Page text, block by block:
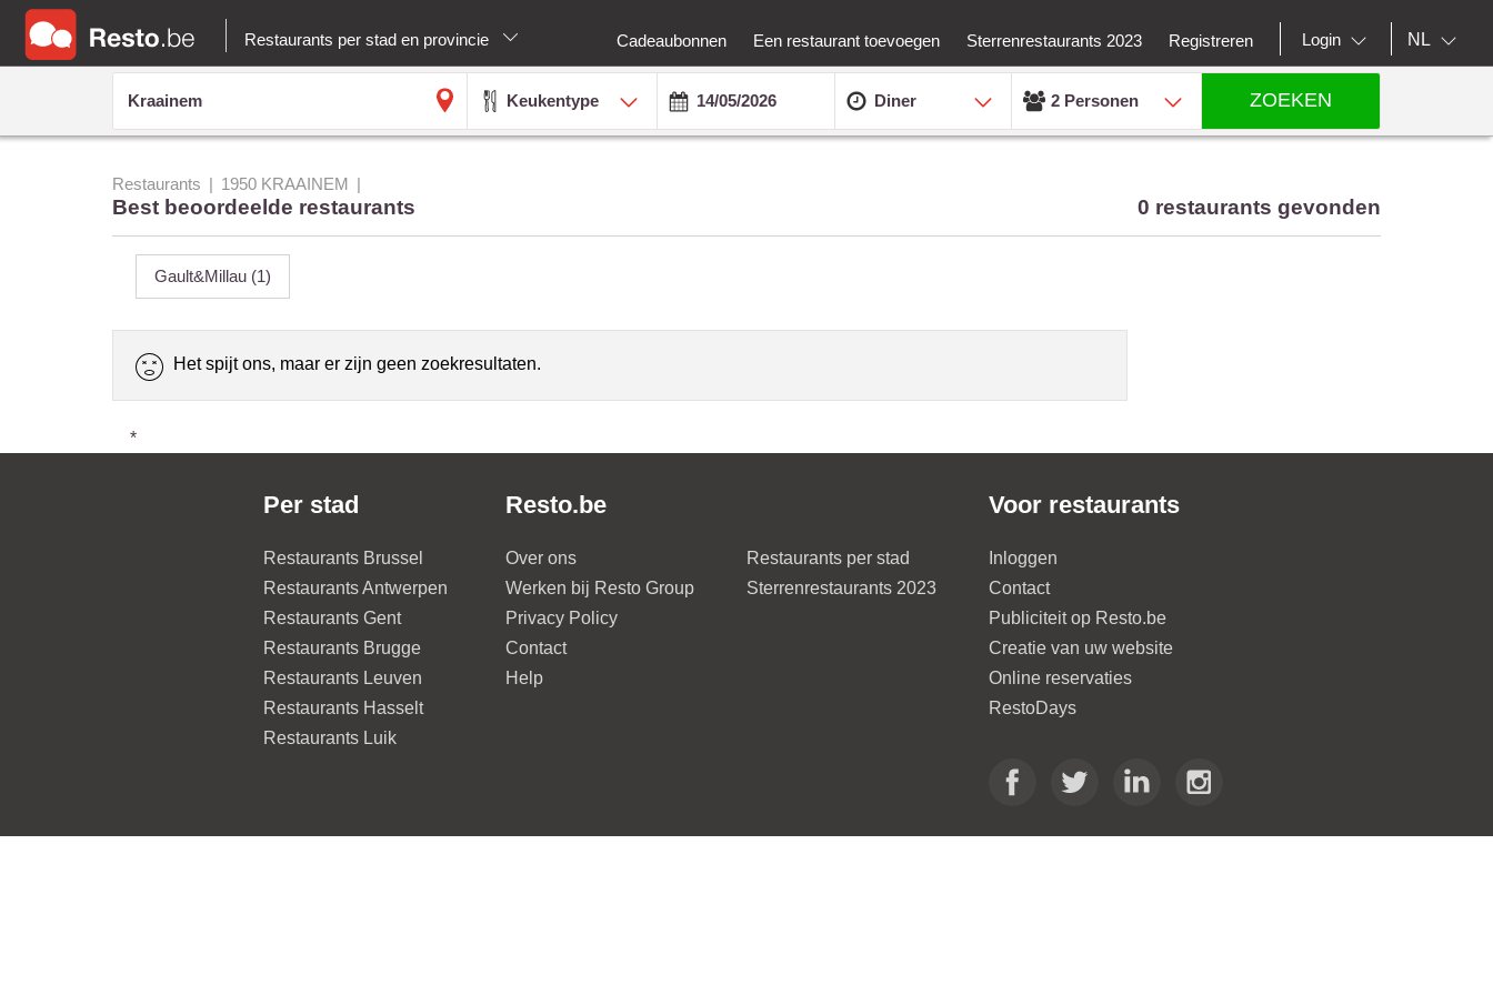
Restaurants per stad en provincie Cadeaubonnen Een restaurant toevoegen Sterrenrestaurants 2023 Registreren Login NL
Keukentype Diner 2 Personen ZOEKEN
Restaurants 1950 KRAAINEM
Best beoordeelde restaurants 0 restaurants gevonden
Gault&Millau (1)
Het spijt ons, maar er zijn geen zoekresultaten.
*
Per stad
Restaurants Brussel
Restaurants Antwerpen
Restaurants Gent
Restaurants Brugge
Restaurants Leuven
Restaurants Hasselt
Restaurants Luik
Resto.be
Over ons
Werken bij Resto Group
Privacy Policy
Contact
Help
Restaurants per stad
Sterrenrestaurants 2023
Voor restaurants
Inloggen
Contact
Publiciteit op Resto.be
Creatie van uw website
Online reservaties
RestoDays